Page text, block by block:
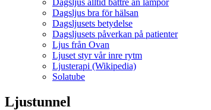
Dagsljus bra för hälsan
Dagsljusets betydelse
Dagsljusets påverkan på patienter
Ljus från Ovan
Ljuset styr vår inre rytm
Ljusterapi (Wikipedia)
Solatube
Ljustunnel